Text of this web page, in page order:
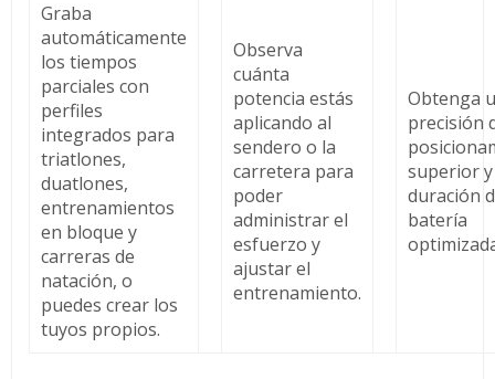
Graba
automáticamente
los tiempos
parciales con
perfiles
integrados para
triatlones,
duatlones,
entrenamientos
en bloque y
carreras de
natación, o
puedes crear los
tuyos propios.
Observa
cuánta
potencia estás
aplicando al
sendero o la
carretera para
poder
administrar el
esfuerzo y
ajustar el
entrenamiento.
Obtenga
precisión
superior
duración
batería